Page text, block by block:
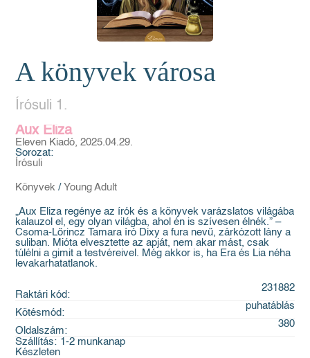
A könyvek városa
Írósuli 1.
Aux Eliza
Eleven Kiadó, 2025.04.29.
Sorozat:
Írósuli
Könyvek / Young Adult
„Aux Eliza regénye az írók és a könyvek varázslatos világába
kalauzol el, egy olyan világba, ahol én is szívesen élnék.” –
Csoma-Lőrincz Tamara író Dixy a fura nevű, zárkózott lány a
suliban. Mióta elvesztette az apját, nem akar mást, csak
túlélni a gimit a testvéreivel. Még akkor is, ha Era és Lia néha
levakarhatatlanok.
Raktári kód:
231882
Kötésmód:
puhatáblás
Oldalszám:
380
Szállítás: 1-2 munkanap
Készleten